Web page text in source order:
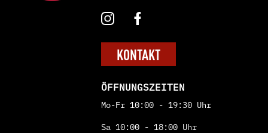
KONTAKT
ÖFFNUNGSZEITEN
Mo-Fr 10:00 - 19:30 Uhr
Sa 10:00 - 18:00 Uhr